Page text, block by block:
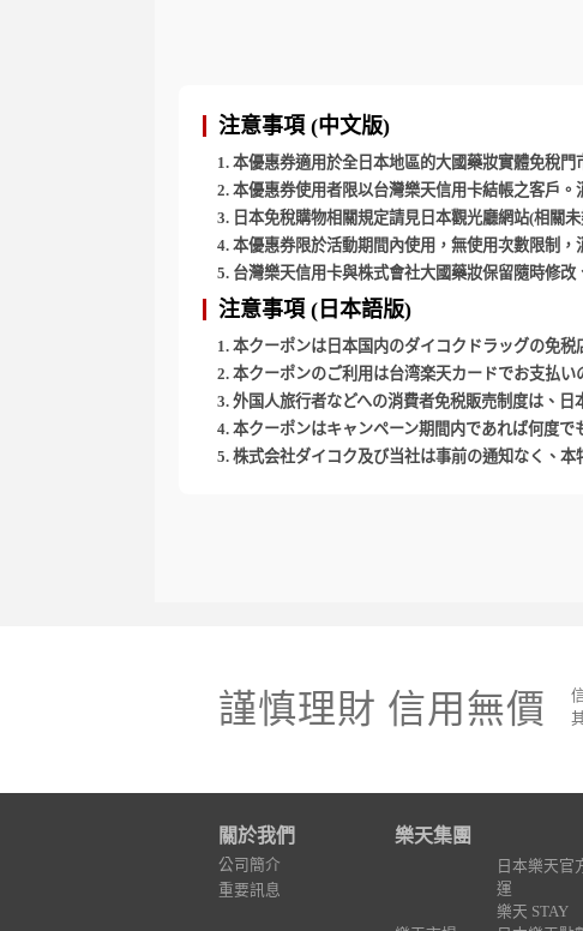
注意事項 (中文版)
本優惠券適用於全日本地區的大國藥妝實體免稅
本優惠券使用者限以台灣樂天信用卡結帳之客戶
日本免稅購物相關規定請見日本觀光廳網站(相關
本優惠券限於活動期間內使用，無使用次數限制，
台灣樂天信用卡與株式會社大國藥妝保留隨時修改
注意事項 (日本語版)
本クーポンは日本国内のダイコクドラッグの免
本クーポンのご利用は台湾楽天カードでお支払
外国人旅行者などへの消費者免税販売制度は、日
本クーポンはキャンペーン期間内であれば何度
株式会社ダイコク及び当社は事前の通知なく、本
謹慎理財 信用無價
關於我們
公司簡介
重要訊息
樂天集團
日本樂天官
運
樂天 STAY